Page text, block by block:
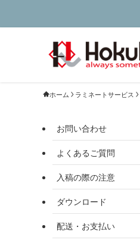
ホーム ラミネートサービス
お問い合わせ
よくあるご質問
入稿の際の注意
ダウンロード
配送・お支払い